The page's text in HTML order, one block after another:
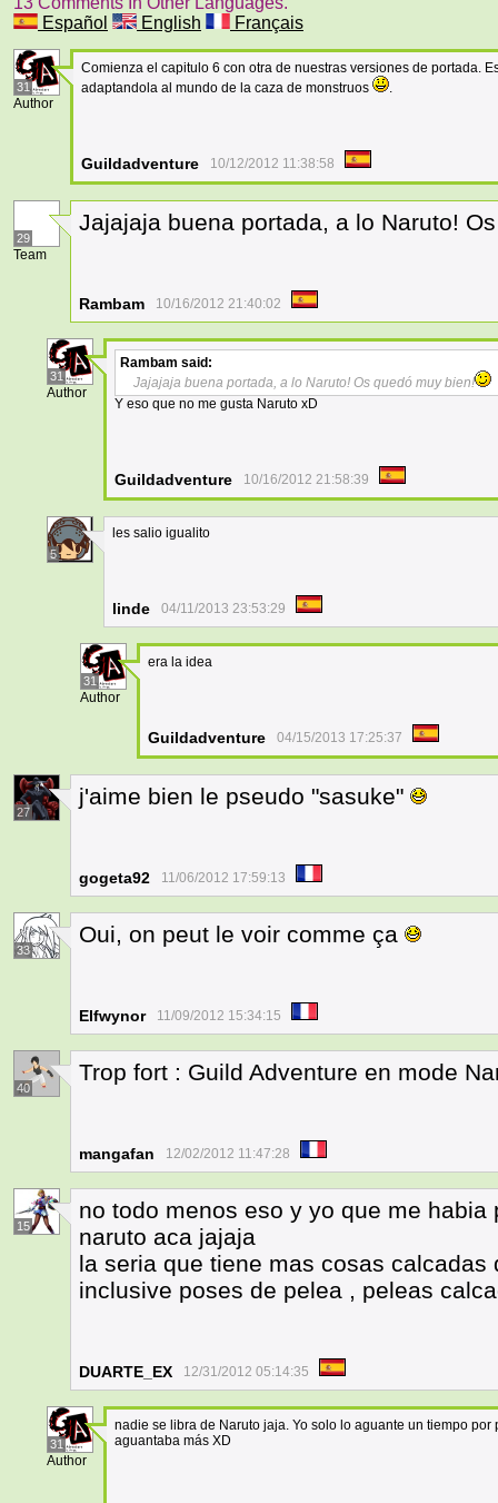
Español
English Français
31
Author
Comienza el capitulo 6 con otra de nuestras versiones de portada.
adaptandola al mundo de la caza de monstruos
.
Guildadventure 10/12/2012 11:38:58
29
Team
Jajajaja buena portada, a lo Naruto!
Rambam 10/16/2012 21:40:02
31
Author
Rambam said:
Jajajaja buena portada, a lo Naruto! Os quedó muy bien!
Y eso que no me gusta Naruto xD
Guildadventure 10/16/2012 21:58:39
5
les salio igualito
linde 04/11/2013 23:53:29
31
Author
era la idea
Guildadventure 04/15/2013 17:25:37
27
j'aime bien le pseudo "sasuke"
gogeta92 11/06/2012 17:59:13
33
Oui, on peut le voir comme ça
Elfwynor 11/09/2012 15:34:15
40
Trop fort : Guild Adventure en mode
mangafan 12/02/2012 11:47:28
15
no todo menos eso y yo que me
naruto aca jajaja
la seria que tiene mas cosas
inclusive poses de pelea , peleas
DUARTE_EX 12/31/2012 05:14:35
31
Author
nadie se libra de Naruto jaja. Yo solo lo aguante un tiempo
aguantaba más XD